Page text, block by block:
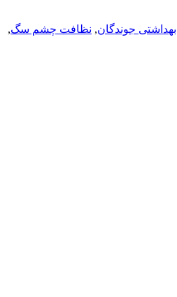
بهداشتی جوندگان, نظافت چشم سگ,